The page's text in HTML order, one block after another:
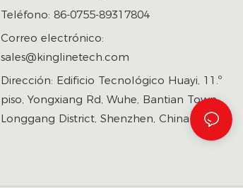
Teléfono: 86-0755-89317804
Correo electrónico:
sales@kinglinetech.com
Dirección: Edificio Tecnológico Huayi, 11.º
piso, Yongxiang Rd, Wuhe, Bantian Town,
Longgang District, Shenzhen, China